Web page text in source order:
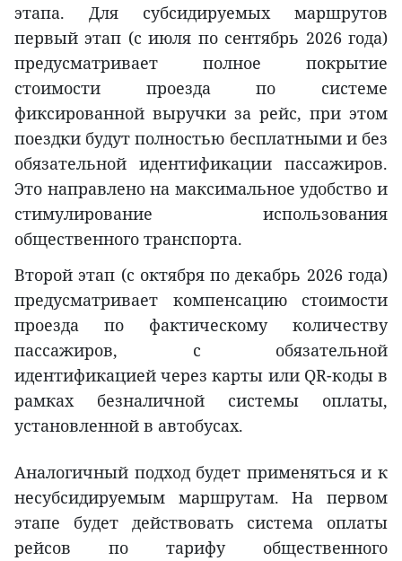
этапа. Для субсидируемых маршрутов
первый этап (с июля по сентябрь 2026 года)
предусматривает полное покрытие
стоимости проезда по системе
фиксированной выручки за рейс, при этом
поездки будут полностью бесплатными и без
обязательной идентификации пассажиров.
Это направлено на максимальное удобство и
стимулирование использования
общественного транспорта.
Второй этап (с октября по декабрь 2026 года)
предусматривает компенсацию стоимости
проезда по фактическому количеству
пассажиров, с обязательной
идентификацией через карты или QR-коды в
рамках безналичной системы оплаты,
установленной в автобусах.
Аналогичный подход будет применяться и к
несубсидируемым маршрутам. На первом
этапе будет действовать система оплаты
рейсов по тарифу общественного